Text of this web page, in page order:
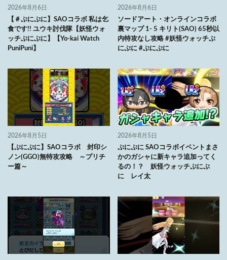
2026年8月6日
【＃ぷにぷに】SAOコラボ 私は乞
食です!! ユウキ討伐隊【妖怪ウォ
ッチぷにぷに】【Yo-kai Watch
PuniPuni】
2026年8月6日
ソードアート・オンラインコラボ
裏マップ 1- 5 キリト(SAO) 65秒以
内特攻なし攻略 #妖怪ウォッチぷ
にぷに #ぷにぷに
2026年8月5日
【ぷにぷに】SAOコラボ 封印シ
ノン(GGO)無特攻攻略 ～プリチ
ー篇～
2026年8月5日
ぷにぷに SAOコラボイベントまさ
かのガシャに新キャラ追加ってく
るの！？ 妖怪ウォッチぷにぷ
に レイ太